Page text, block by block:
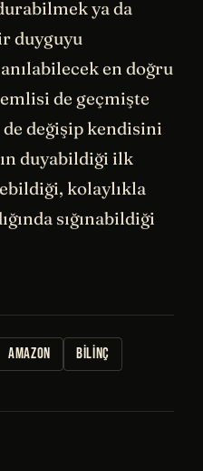
ya da
duyguyu
en doğru
de geçmişte
değişip kendisini
duyabildiği ilk
kolaylıkla
sığınabildiği
AMAZON BILINÇ